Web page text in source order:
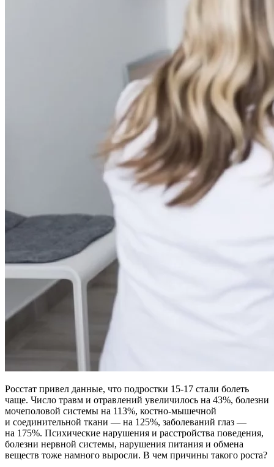
Росстат привел данные, что подростки 15-17 стали болеть
чаще. Число травм и отравлений увеличилось на 43%, болезни
мочеполовой системы на 113%, костно-мышечной
и соединительной ткани — на 125%, заболеваний глаз —
на 175%. Психические нарушения и расстройства поведения,
болезни нервной системы, нарушения питания и обмена
веществ тоже намного выросли. В чем причины такого роста?